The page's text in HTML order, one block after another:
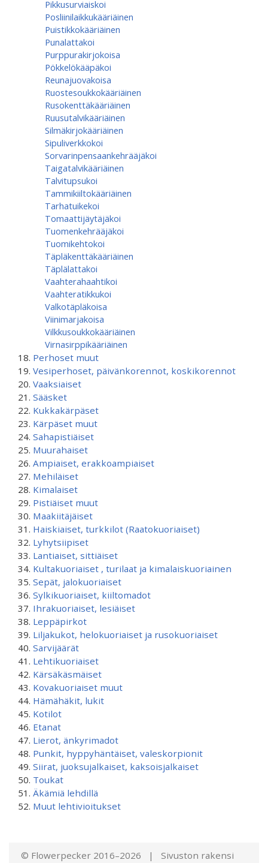
Pikkusurviaiskoi
Posliinilaikkukääriäinen
Puistikkokääriäinen
Punalattakoi
Purppurakirjokoisa
Pökkelökääpäkoi
Reunajuovakoisa
Ruostesoukkokääriäinen
Rusokenttäkääriäinen
Ruusutalvikääriäinen
Silmäkirjokääriäinen
Sipuliverkkokoi
Sorvarinpensaankehrääjäkoi
Taigatalvikääriäinen
Talvitupsukoi
Tammikiiltokääriäinen
Tarhatuikekoi
Tomaattijäytäjäkoi
Tuomenkehrääjäkoi
Tuomikehtokoi
Täpläkenttäkääriäinen
Täplälattakoi
Vaahterahaahtikoi
Vaahteratikkukoi
Valkotäpläkoisa
Viinimarjakoisa
Vilkkusoukkokääriäinen
Virnasirppikääriäinen
Perhoset muut
Vesiperhoset, päivänkorennot, koskikorennot
Vaaksiaiset
Sääsket
Kukkakärpäset
Kärpäset muut
Sahapistiäiset
Muurahaiset
Ampiaiset, erakkoampiaiset
Mehiläiset
Kimalaiset
Pistiäiset muut
Maakiitäjäiset
Haiskiaiset, turkkilot (Raatokuoriaiset)
Lyhytsiipiset
Lantiaiset, sittiäiset
Kultakuoriaiset , turilaat ja kimalaiskuoriainen
Sepät, jalokuoriaiset
Sylkikuoriaiset, kiiltomadot
Ihrakuoriaiset, lesiäiset
Leppäpirkot
Liljakukot, helokuoriaiset ja rusokuoriaiset
Sarvijäärät
Lehtikuoriaiset
Kärsäkäsmäiset
Kovakuoriaiset muut
Hämähäkit, lukit
Kotilot
Etanat
Lierot, änkyrimadot
Punkit, hyppyhäntäiset, valeskorpionit
Siirat, juoksujalkaiset, kaksoisjalkaiset
Toukat
Äkämiä lehdillä
Muut lehtivioitukset
© Flowerpecker 2016–2026 | Sivuston rakensi